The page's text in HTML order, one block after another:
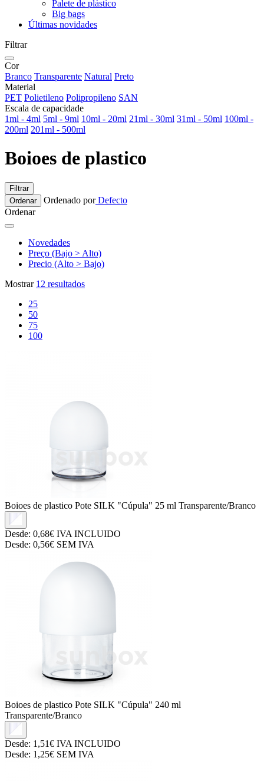
Palete de plástico
Big bags
Últimas novidades
Filtrar
Cor
Branco Transparente Natural Preto
Material
PET Polietileno Polipropileno SAN
Escala de capacidade
1ml - 4ml 5ml - 9ml 10ml - 20ml 21ml - 30ml 31ml - 50ml 100ml -
200ml 201ml - 500ml
Boioes de plastico
Filtrar
Ordenar
Ordenado porDefecto
Ordenar
Novedades
Preço (Bajo > Alto)
Precio (Alto > Bajo)
Mostrar 12 resultados
25
50
75
100
Boioes de plastico Pote SILK "Cúpula" 25 ml Transparente/Branco
Desde: 0,68€ IVA INCLUIDO
Desde: 0,56€ SEM IVA
Boioes de plastico Pote SILK "Cúpula" 240 ml
Transparente/Branco
Desde: 1,51€ IVA INCLUIDO
Desde: 1,25€ SEM IVA